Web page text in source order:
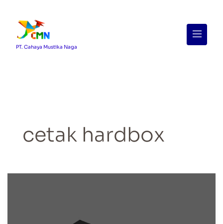
PT. Cahaya Mustika Naga
Menu
cetak hardbox